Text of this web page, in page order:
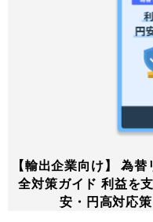
【輸出企業向け】 為替
全対策ガイド 利益を
安・円高対応策